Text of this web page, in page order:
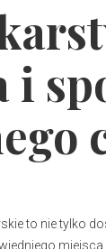
i
to nie tylko